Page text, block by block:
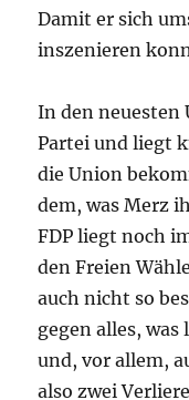
Damit er sich
inszenieren
In den neuesten
Partei und liegt
die Union
dem, was Merz
FDP liegt noch
den Freien
auch nicht so
gegen alles,
und, vor allem,
also zwei